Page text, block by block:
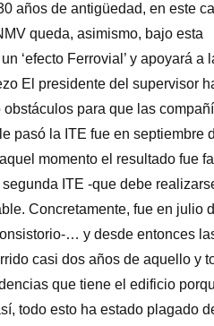
años de antigüedad, en este
queda, asimismo, bajo esta
‘efecto Ferrovial’ y apoyará a
El presidente del supervisor
para que las
pasó la ITE fue en septiembre
momento el resultado fue
ITE -que debe
Concretamente, fue en julio
… y desde entonces
casi dos años de aquello y
que tiene el edificio
todo esto ha estado plagado